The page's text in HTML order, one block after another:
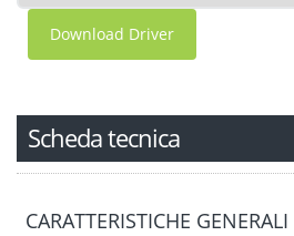
Download Driver
Scheda tecnica
CARATTERISTICHE GENERALI